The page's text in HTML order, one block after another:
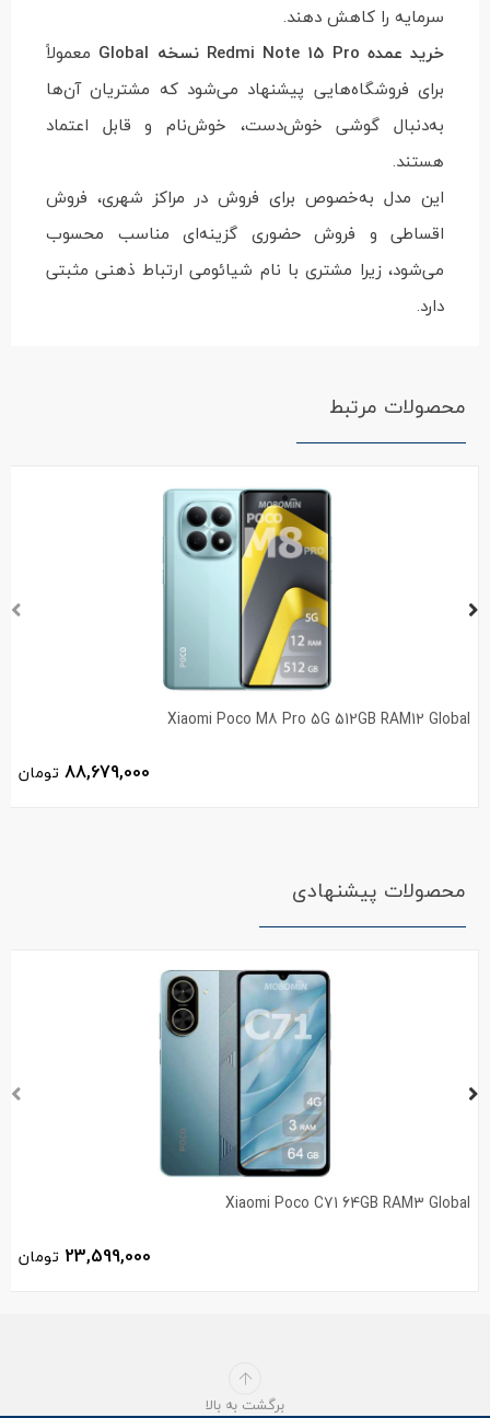
سرمایه را کاهش دهند.
خرید عمده Redmi Note 15 Pro نسخه Global
معمولاً
برای فروشگاه‌هایی پیشنهاد می‌شود که مشتریان آن‌ها
به‌دنبال گوشی خوش‌دست، خوش‌نام و قابل اعتماد
هستند.
این مدل به‌خصوص برای فروش در مراکز شهری، فروش
اقساطی و فروش حضوری گزینه‌ای مناسب محسوب
می‌شود، زیرا مشتری با نام شیائومی ارتباط ذهنی مثبتی
دارد.
محصولات مرتبط
Xiaomi Poco M8 Pro 5G 512GB RAM12 Global
88,679,000 تومان
محصولات پیشنهادی
Xiaomi Poco C71 64GB RAM3 Global
23,599,000 تومان
برگشت به بالا